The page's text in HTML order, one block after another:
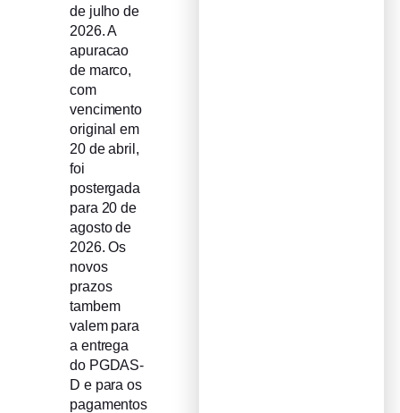
de julho de
2026. A
apuracao
de marco,
com
vencimento
original em
20 de abril,
foi
postergada
para 20 de
agosto de
2026. Os
novos
prazos
tambem
valem para
a entrega
do PGDAS-
D e para os
pagamentos